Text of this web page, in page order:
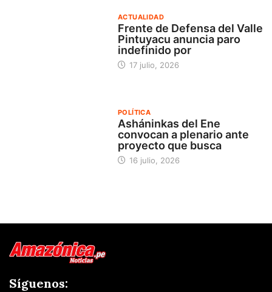
ACTUALIDAD
Frente de Defensa del Valle
Pintuyacu anuncia paro
indefinido por
17 julio, 2026
POLÍTICA
Asháninkas del Ene
convocan a plenario ante
proyecto que busca
16 julio, 2026
Síguenos: